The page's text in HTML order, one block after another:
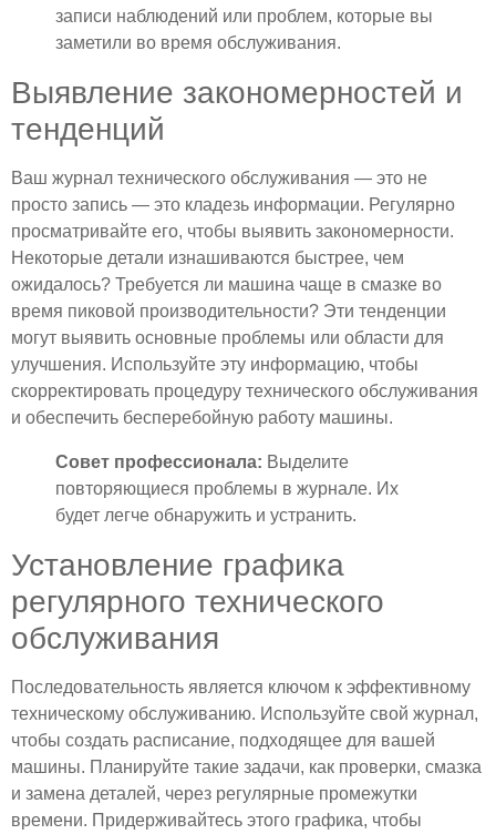
записи наблюдений или проблем, которые вы
заметили во время обслуживания.
Выявление закономерностей и
тенденций
Ваш журнал технического обслуживания — это не
просто запись — это кладезь информации. Регулярно
просматривайте его, чтобы выявить закономерности.
Некоторые детали изнашиваются быстрее, чем
ожидалось? Требуется ли машина чаще в смазке во
время пиковой производительности? Эти тенденции
могут выявить основные проблемы или области для
улучшения. Используйте эту информацию, чтобы
скорректировать процедуру технического обслуживания
и обеспечить бесперебойную работу машины.
Совет профессионала: Выделите
повторяющиеся проблемы в журнале. Их
будет легче обнаружить и устранить.
Установление графика
регулярного технического
обслуживания
Последовательность является ключом к эффективному
техническому обслуживанию. Используйте свой журнал,
чтобы создать расписание, подходящее для вашей
машины. Планируйте такие задачи, как проверки, смазка
и замена деталей, через регулярные промежутки
времени. Придерживайтесь этого графика, чтобы